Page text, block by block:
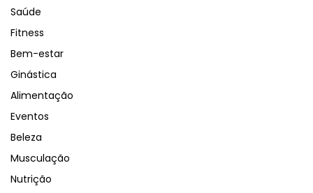
Saúde
Fitness
Bem-estar
Ginástica
Alimentação
Eventos
Beleza
Musculação
Nutrição